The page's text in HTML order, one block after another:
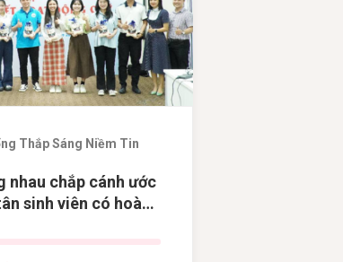
Thắp Sáng Niềm Tin
nhau chắp cánh ước
sinh viên có hoàn